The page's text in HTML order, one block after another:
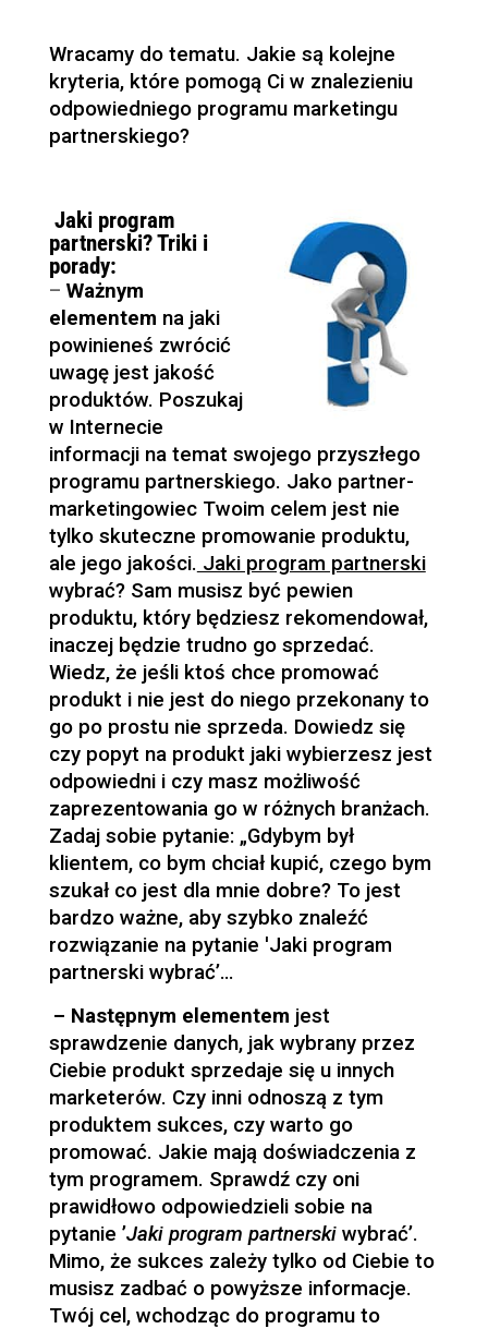
Wracamy do tematu. Jakie są kolejne
kryteria, które pomogą Ci w znalezieniu
odpowiedniego programu marketingu
partnerskiego?
Jaki program
partnerski? Triki i
porady:
– Ważnym
elementem na jaki
powinieneś zwrócić
uwagę jest jakość
produktów. Poszukaj
w Internecie
informacji na temat swojego przyszłego
programu partnerskiego. Jako partner-
marketingowiec Twoim celem jest nie
tylko skuteczne promowanie produktu,
ale jego jakości. Jaki program partnerski
wybrać? Sam musisz być pewien
produktu, który będziesz rekomendował,
inaczej będzie trudno go sprzedać.
Wiedz, że jeśli ktoś chce promować
produkt i nie jest do niego przekonany to
go po prostu nie sprzeda. Dowiedz się
czy popyt na produkt jaki wybierzesz jest
odpowiedni i czy masz możliwość
zaprezentowania go w różnych branżach.
Zadaj sobie pytanie: „Gdybym był
klientem, co bym chciał kupić, czego bym
szukał co jest dla mnie dobre? To jest
bardzo ważne, aby szybko znaleźć
rozwiązanie na pytanie 'Jaki program
partnerski wybrać’…
– Następnym elementem jest
sprawdzenie danych, jak wybrany przez
Ciebie produkt sprzedaje się u innych
marketerów. Czy inni odnoszą z tym
produktem sukces, czy warto go
promować. Jakie mają doświadczenia z
tym programem. Sprawdź czy oni
prawidłowo odpowiedzieli sobie na
pytanie ’Jaki program partnerskiwybrać’.
Mimo, że sukces zależy tylko od Ciebie to
musisz zadbać o powyższe informacje.
Twój cel, wchodząc do programu to